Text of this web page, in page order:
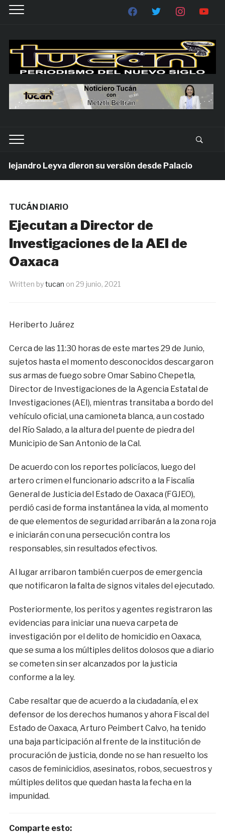
Leyva dieron su versión desde Palacio
TUCÁN DIARIO
Ejecutan a Director de
Investigaciones de la AEI de
Oaxaca
Written bytucan on 29 junio, 2021
Heriberto Juárez
Cerca de las 11:30 horas de este martes 29 de Junio,
sujetos hasta el momento desconocidos descargaron
sus armas de fuego sobre Omar Sabino Chepetla,
Director de Investigaciones de la Agencia Estatal de
Investigaciones (AEI), mientras transitaba a bordo del
vehículo oficial, una camioneta blanca, a un costado
del Río Salado, a la altura del puente de piedra del
Municipio de San Antonio de la Cal.
De acuerdo con los reportes policíacos, luego del
artero crimen el funcionario adscrito a la Fiscalía
General de Justicia del Estado de Oaxaca (FGJEO),
perdió casi de forma instantánea la vida, al momento
de que elementos de seguridad arribarán a la zona roja
e iniciarán con una persecución contra los
responsables, sin resultados efectivos.
Al lugar arribaron también cuerpos de emergencia
que notificaron la falta de signos vitales del ejecutado.
Posteriormente, los peritos y agentes registraron las
evidencias para iniciar una nueva carpeta de
investigación por el delito de homicidio en Oaxaca,
que se suma a los múltiples delitos dolosos que a diario
se cometen sin ser alcanzados por la justicia
conforme a la ley.
Cabe resaltar que de acuerdo a la ciudadanía, el ex
defensor de los derechos humanos y ahora Fiscal del
Estado de Oaxaca, Arturo Peimbert Calvo, ha tenido
una baja participación al frente de la institución de
procuración de justicia, donde no se han resuelto los
casos de feminicidios, asesinatos, robos, secuestros y
múltiples delitos que quedan hasta la fecha en la
impunidad.
Comparte esto: